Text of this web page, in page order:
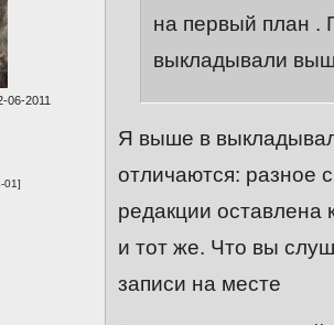
06-2011
01]
на первый план .
выкладывали
Я выше в
отличаются: разное
редакции оставлена
и тот же. Что вы
записи на месте